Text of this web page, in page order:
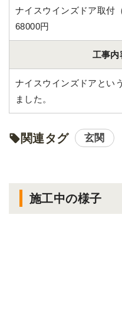
ナイスウインズドア取付
68000円
工事内
ナイスウインズドアとい
ました。
関連タグ 玄関
施工中の様子